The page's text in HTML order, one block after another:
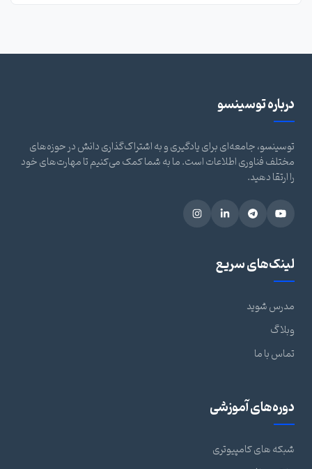
درباره توسینسو
توسینسو، جامعه‌ای برای یادگیری و به اشتراک‌گذاری دانش در حوزه‌های
مختلف فناوری اطلاعات است. ما به شما کمک می‌کنیم تا مهارت‌های خود
را ارتقا دهید.
لینک‌های سریع
مدرس شوید
وبلاگ
تماس با ما
دوره‌های آموزشی
شبکه های کامپیوتری